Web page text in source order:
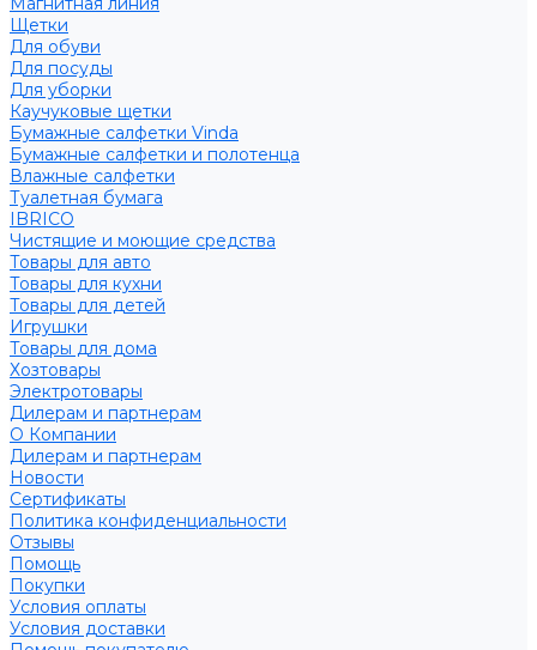
Щетки
Для обуви
Для посуды
Для уборки
Каучуковые щетки
Бумажные салфетки Vinda
Бумажные салфетки и полотенца
Влажные салфетки
Туалетная бумага
IBRICO
Чистящие и моющие средства
Товары для авто
Товары для кухни
Товары для детей
Игрушки
Товары для дома
Хозтовары
Электротовары
Дилерам и партнерам
О Компании
Дилерам и партнерам
Новости
Сертификаты
Политика конфиденциальности
Отзывы
Помощь
Покупки
Условия оплаты
Условия доставки